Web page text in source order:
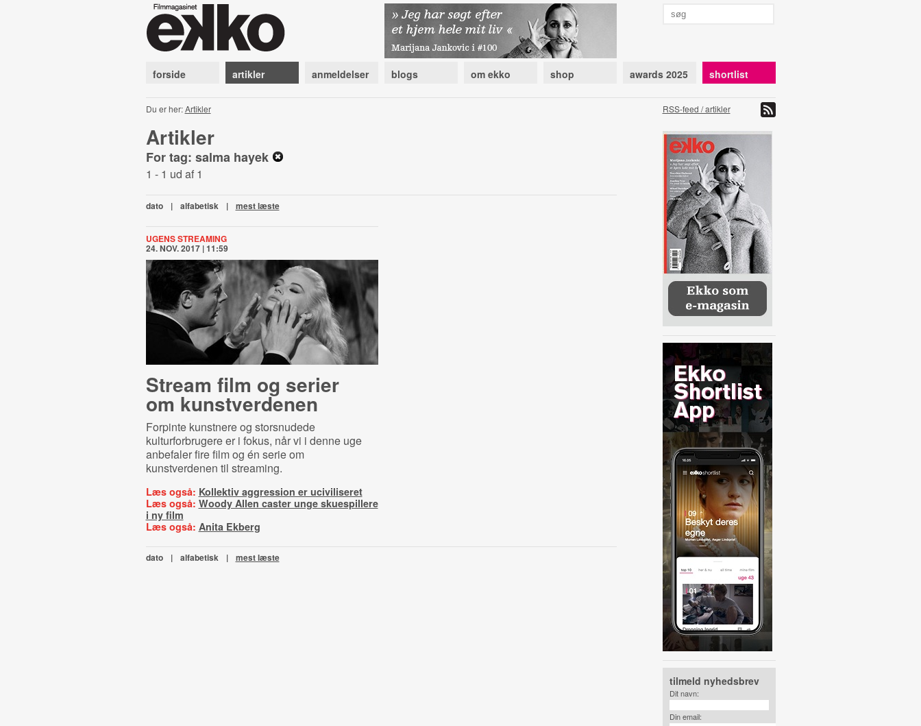
forside artikler anmeldelser blogs om ekko shop awards 2025 shortlist
Du er her:Artikler RSS-feed / artikler
Artikler
For tag: salma hayek
1 - 1 ud af 1
dato | alfabetisk | mest læste
UGENS STREAMING
24. NOV. 2017 | 11:59
Stream film og serier
om kunstverdenen
Forpinte kunstnere og storsnudede
kulturforbrugere er i fokus, når vi i denne uge
anbefaler fire film og én serie om
kunstverdenen til streaming.
Læs også: Kollektiv aggression er uciviliseret
Læs også: Woody Allen caster unge skuespillere
i ny film
Læs også: Anita Ekberg
dato | alfabetisk | mest læste
tilmeld nyhedsbrev
Dit navn:
Din email: